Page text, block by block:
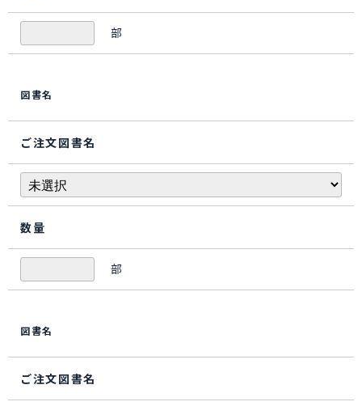
部
図書名
ご注文図書名
数量
部
図書名
ご注文図書名